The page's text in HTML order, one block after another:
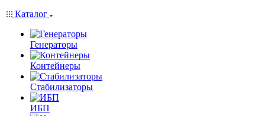
Каталог
Генераторы
Контейнеры
Стабилизаторы
ИБП